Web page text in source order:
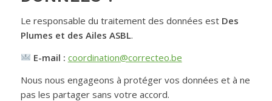
Le responsable du traitement des données est Des
Plumes et des Ailes ASBL.
E-mail : coordination@correcteo.be
Nous nous engageons à protéger vos données et à ne
pas les partager sans votre accord.